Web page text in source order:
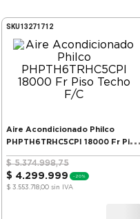
SKU13271712
Aire Acondicionado Philco
PHPTH6TRHC5CPI 18000 Fr Piso
Techo F/C
$ 5.374.998,75
$ 4.299.999 -20%
$ 3.553.718,00 sin IVA